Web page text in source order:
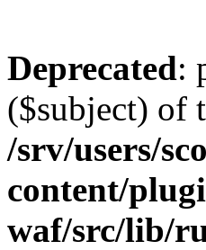
Deprecated:
($subject) of
/srv/users/
content/
waf/src/lib/